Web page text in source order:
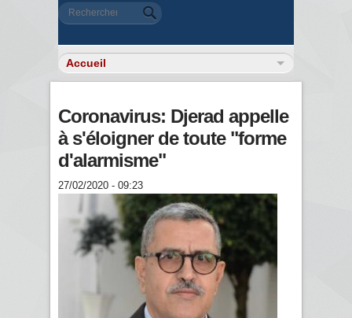
Formulaire de recherche
Rechercher
Coronavirus: Djerad appelle
à s'éloigner de toute "forme
d'alarmisme"
27/02/2020 - 09:23